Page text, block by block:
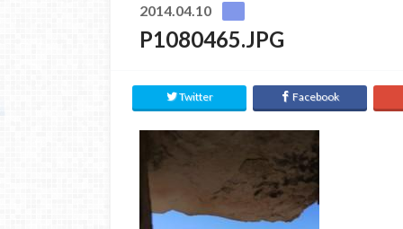
2014.04.10
P1080465.JPG
Twitter Facebook